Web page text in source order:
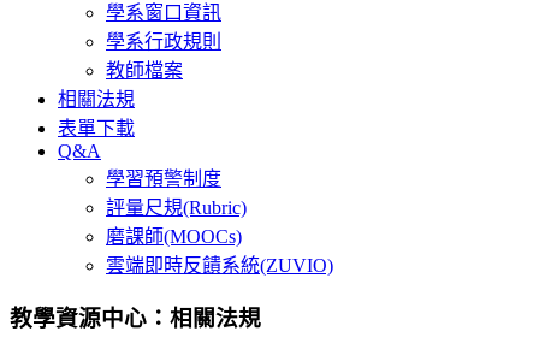
學系窗口資訊
學系行政規則
教師檔案
相關法規
表單下載
Q&A
學習預警制度
評量尺規(Rubric)
磨課師(MOOCs)
雲端即時反饋系統(ZUVIO)
教學資源中心：相關法規